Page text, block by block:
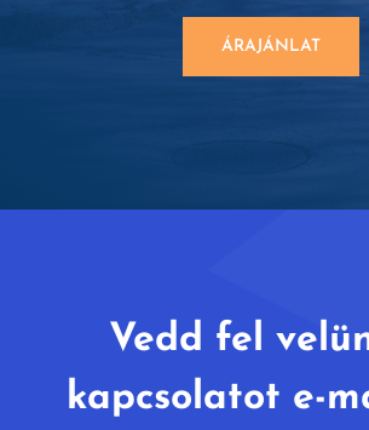
ÁRAJÁNLAT
Vedd fel
kapcsolatot e-